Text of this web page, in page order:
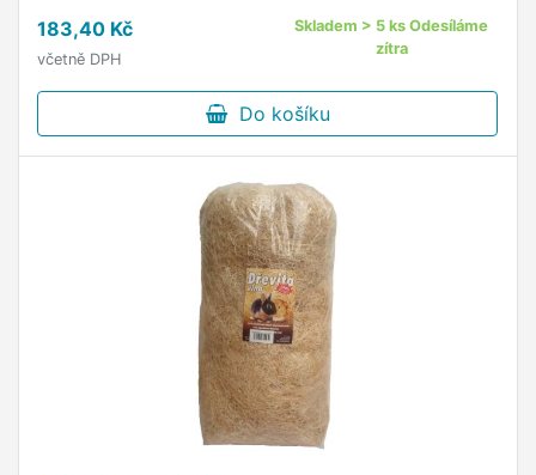
183,40 Kč
včetně DPH
Skladem > 5 ks Odesíláme
zítra
Do košíku